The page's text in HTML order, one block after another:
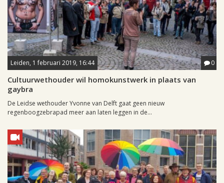
Leiden, 1 februari 2019, 16:44 0
Cultuurwethouder wil homokunstwerk in plaats van
gaybra
De Leidse wethouder Yvonne van Delft gaat geen nieuw
regenboogzebrapad meer aan laten leggen in de...